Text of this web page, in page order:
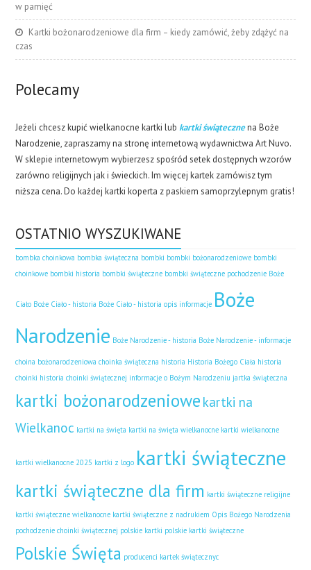
w pamięć
Kartki bożonarodzeniowe dla firm – kiedy zamówić, żeby zdążyć na
czas
Polecamy
Jeżeli chcesz kupić wielkanocne kartki lubkartki świątecznena Boże
Narodzenie, zapraszamy na stronę internetową wydawnictwa Art Nuvo.
W sklepie internetowym wybierzesz spośród setek dostępnych wzorów
zarówno religijnych jak i świeckich. Im więcej kartek zamówisz tym
niższa cena. Do każdej kartki koperta z paskiem samoprzylepnym gratis!
OSTATNIO WYSZUKIWANE
bombka choinkowa bombka świąteczna bombki bombki bożonarodzeniowe bombki
choinkowe bombki historia bombki świąteczne bombki świąteczne pochodzenie Boże
Ciało Boże Ciało - historia Boże Ciało - historia opis informacje Boże
Narodzenie Boże Narodzenie - historia Boże Narodzenie - informacje
choina bożonarodzeniowa choinka świąteczna historia Historia Bożego Ciała historia
choinki historia choinki świątecznej informacje o Bożym Narodzeniu jartka świąteczna
kartki bożonarodzeniowe kartki na
Wielkanoc kartki na święta kartki na święta wielkanocne kartki wielkanocne
kartki wielkanocne 2025 kartki z logo kartki świąteczne
kartki świąteczne dla firm kartki świąteczne religijne
kartki świąteczne wielkanocne kartki świąteczne z nadrukiem Opis Bożego Narodzenia
pochodzenie choinki świątecznej polskie kartki polskie kartki świąteczne
Polskie Święta producenci kartek świątecznyc